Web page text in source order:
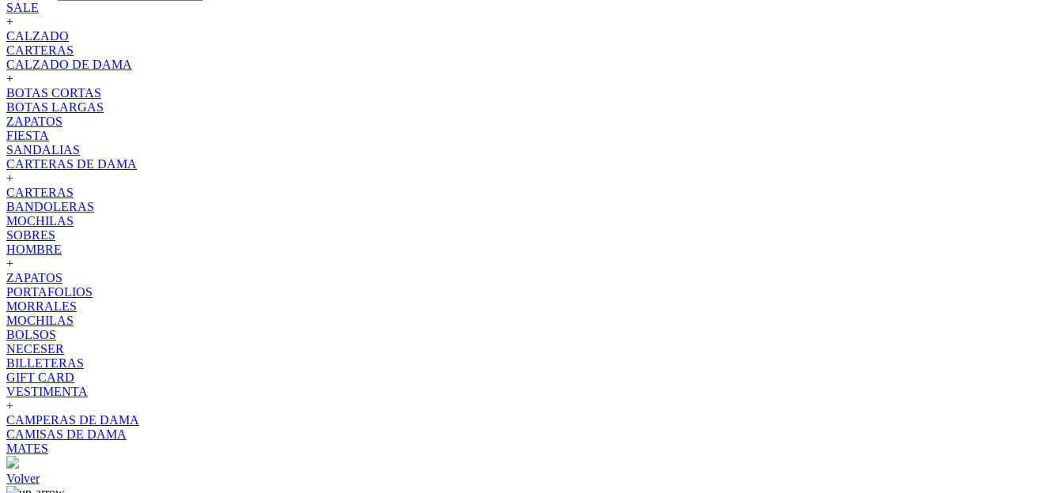
SALE
+
CALZADO
CARTERAS
CALZADO DE DAMA
+
BOTAS CORTAS
BOTAS LARGAS
ZAPATOS
FIESTA
SANDALIAS
CARTERAS DE DAMA
+
CARTERAS
BANDOLERAS
MOCHILAS
SOBRES
HOMBRE
+
ZAPATOS
PORTAFOLIOS
MORRALES
MOCHILAS
BOLSOS
NECESER
BILLETERAS
GIFT CARD
VESTIMENTA
+
CAMPERAS DE DAMA
CAMISAS DE DAMA
MATES
Volver